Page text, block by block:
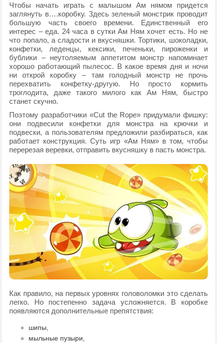
Чтобы начать играть с малышом Ам нямом придется
заглянуть в….коробку. Здесь зеленый монстрик проводит
большую часть своего времени. Единственный его
интерес – еда. 24 часа в сутки Ам Ням хочет есть. Но не
что попало, а сладости и вкусняшки. Тортики, шоколадки,
конфетки, леденцы, кексики, печеньки, пироженки и
бублики – неутоляемым аппетитом монстр напоминает
хорошо работающий пылесос. В какое время дня и ночи
ни открой коробку – там голодный монстр не прочь
перехватить конфетку-другую. Но просто кормить
троглодита, даже такого милого как Ам Ням, быстро
станет скучно.
Поэтому разработчики «Cut the Rope» придумали фишку:
они подвесили конфетки для монстра на крючки и
подвески, а пользователям предложили разбираться, как
работает конструкция. Суть игр «Ам Ням» в том, чтобы
перерезая веревки, отправить вкусняшку в пасть монстра.
Как правило, на первых уровнях головоломки это сделать
легко. Но постепенно задача усложняется. В коробке
появляются дополнительные препятствия:
шипы,
мыльные пузыри,